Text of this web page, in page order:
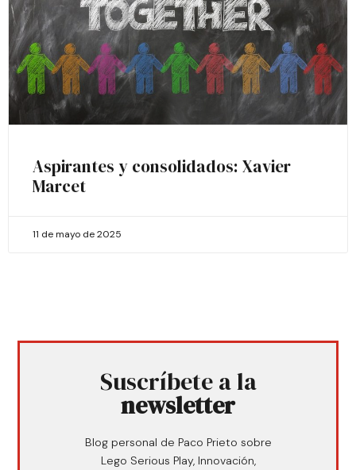
Aspirantes y consolidados: Xavier
Marcet
11 de mayo de 2025
Suscríbete a la
newsletter
Blog personal de Paco Prieto sobre
Lego Serious Play, Innovación,